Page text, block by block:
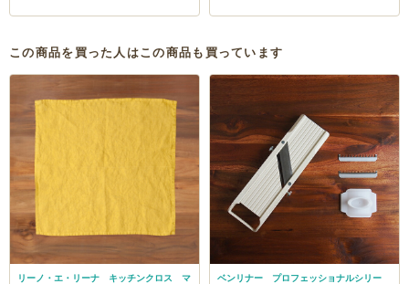
この商品を買った人はこの商品も買っています
リーノ・エ・リーナ キッチンクロス マ
ベンリナー プロフェッショナルシリー